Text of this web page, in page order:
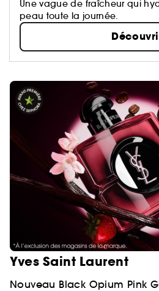
Une vague de fraîcheur qui
peau toute la journée.
Yves Saint Laurent
Nouveau Black Opium Pink